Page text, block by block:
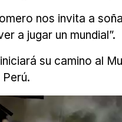
nos invita a
a jugar un mundial”.
su camino al